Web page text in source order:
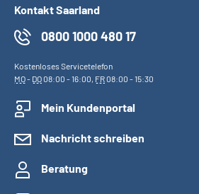
Kontakt Saarland
0800 1000 480 17
Kostenloses Servicetelefon
MO- DO08:00 - 16:00, FR08:00 - 15:30
Mein Kundenportal
Nachricht schreiben
Beratung